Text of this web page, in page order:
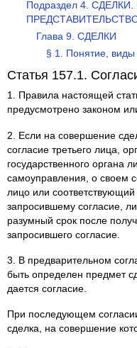
Подраздел 4.
Глава 9. СДЕЛКИ
§ 1. Понятие,
Статья 157.1.
1. Правила настоящей
предусмотрено законом
2. Если на совершение
согласие третьего лица,
государственного органа
самоуправления, о своем
лицо или
запросившему согласие,
разумный срок после
запросившего согласие.
3. В предварительном
быть определен предмет
дается согласие.
При последующем
сделка, на совершение